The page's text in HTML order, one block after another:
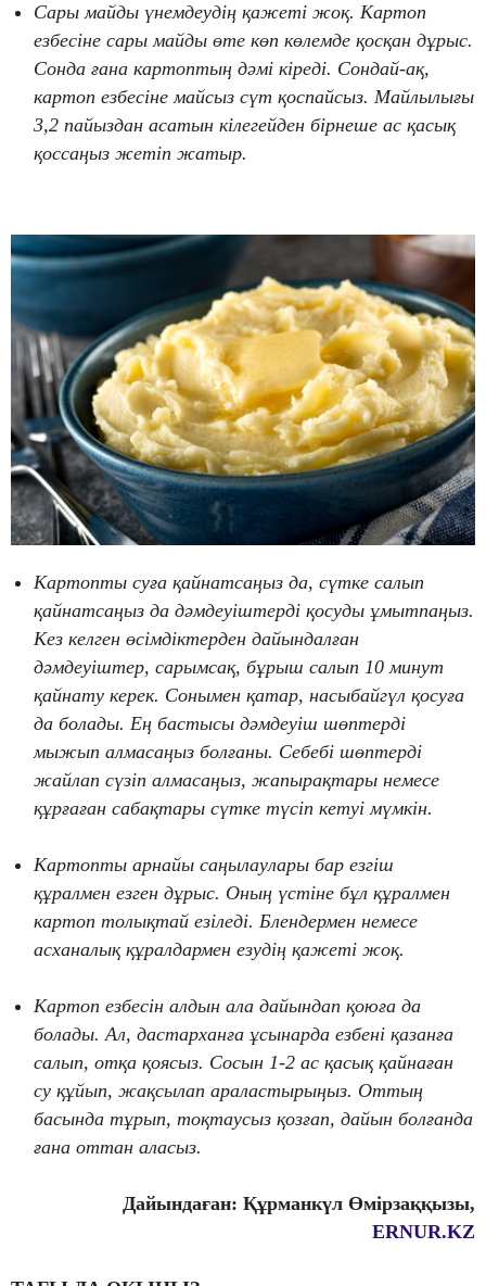
Сары майды үнемдеудің қажеті жоқ. Картоп
езбесіне сары майды өте көп көлемде қосқан дұрыс.
Сонда ғана картоптың дәмі кіреді. Сондай-ақ,
картоп езбесіне майсыз сүт қоспайсыз. Майлылығы
3,2 пайыздан асатын кілегейден бірнеше ас қасық
қоссаңыз жетіп жатыр.
Картопты суға қайнатсаңыз да, сүтке салып
қайнатсаңыз да дәмдеуіштерді қосуды ұмытпаңыз.
Кез келген өсімдіктерден дайындалған
дәмдеуіштер, сарымсақ, бұрыш салып 10 минут
қайнату керек. Сонымен қатар, насыбайгүл қосуға
да болады. Ең бастысы дәмдеуіш шөптерді
мыжып алмасаңыз болғаны. Себебі шөптерді
жайлап сүзіп алмасаңыз, жапырақтары немесе
құрғаған сабақтары сүтке түсіп кетуі мүмкін.
Картопты арнайы саңылаулары бар езгіш
құралмен езген дұрыс. Оның үстіне бұл құралмен
картоп толықтай езіледі. Блендермен немесе
асханалық құралдармен езудің қажеті жоқ.
Картоп езбесін алдын ала дайындап қоюға да
болады. Ал, дастарханға ұсынарда езбені қазанға
салып, отқа қоясыз. Сосын 1-2 ас қасық қайнаған
су құйып, жақсылап араластырыңыз. Оттың
басында тұрып, тоқтаусыз қозғап, дайын болғанда
ғана оттан аласыз.
Дайындаған: Құрманкүл Өмірзаққызы,
ERNUR.KZ